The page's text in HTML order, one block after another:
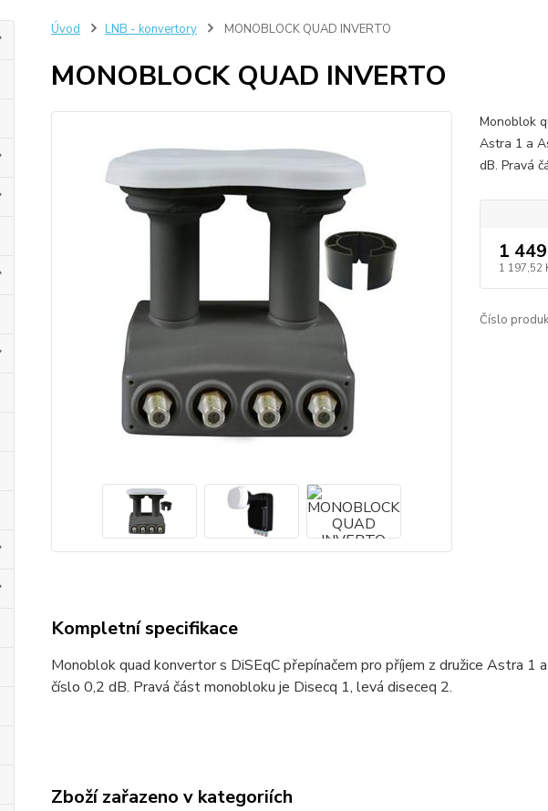
Úvod LNB - konvertory MONOBLOCK QUAD INVERTO
MONOBLOCK QUAD INVERTO
Monoblok
Astra 1 a
dB. Pravá
1
1 197,52
Číslo
Kompletní specifikace
Monoblok quad konvertor s DiSEqC přepínačem pro příjem z družice Astra
číslo 0,2 dB. Pravá část monobloku je Disecq 1, levá diseceq 2.
Zboží zařazeno v kategoriích